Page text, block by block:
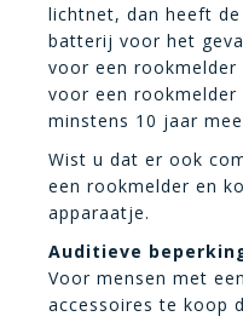
lichtnet, dan heeft
batterij voor het
voor een
voor een
minstens 10 jaar
Wist u dat er ook
een rookmelder en
apparaatje.
Auditieve
Voor mensen met
accessoires te koop